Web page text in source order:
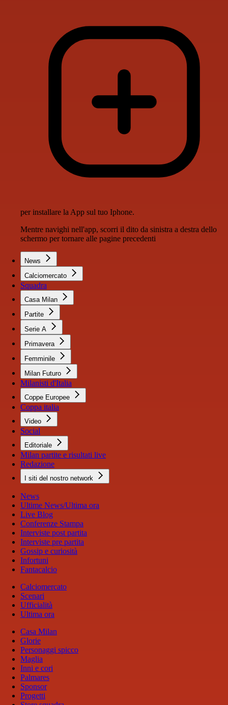
per installare la App sul tuo Iphone.
Mentre navighi nell'app, scorri il dito da sinistra a destra dello
schermo per tornare alle pagine precedenti
News
Calciomercato
Squadra
Casa Milan
Partite
Serie A
Primavera
Femminile
Milan Futuro
Milanisti d'Italia
Coppe Europee
Coppa italia
Video
Social
Editoriale
Milan partite e risultati live
Redazione
I siti del nostro network
News
Ultime News/Ultima ora
Live Blog
Conferenze Stampa
Interviste post partita
Interviste pre partita
Gossip e curiosità
Infortuni
Fantacalcio
Calciomercato
Scenari
Ufficialità
Ultima ora
Casa Milan
Glorie
Personaggi spicco
Maglia
Inni e cori
Palmares
Sponsor
Progetti